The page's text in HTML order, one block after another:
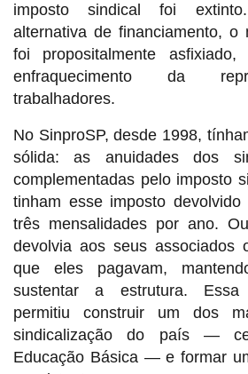
imposto sindical foi
alternativa de financiamento, o
foi propositalmente
enfraquecimento da
trabalhadores.
No SinproSP, desde 1998,
sólida: as anuidades dos
complementadas pelo imposto
tinham esse imposto
três mensalidades por ano.
devolvia aos seus associados
que eles pagavam,
sustentar a estrutura. Essa
permitiu construir um dos
sindicalização do país —
Educação Básica — e formar